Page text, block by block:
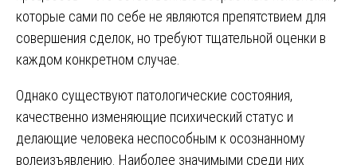
которые сами по себе не являются препятствием для
совершения сделок, но требуют тщательной оценки в
каждом конкретном случае.
Однако существуют патологические состояния,
качественно изменяющие психический статус и
делающие человека неспособным к осознанному
волеизъявлению. Наиболее значимыми среди них